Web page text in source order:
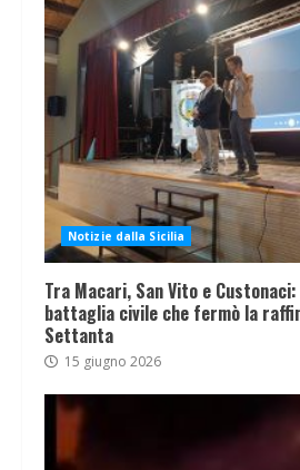
Notizie dalla Sicilia
Tra Macari, San Vito e
battaglia civile che fermò la
Settanta
15 giugno 2026